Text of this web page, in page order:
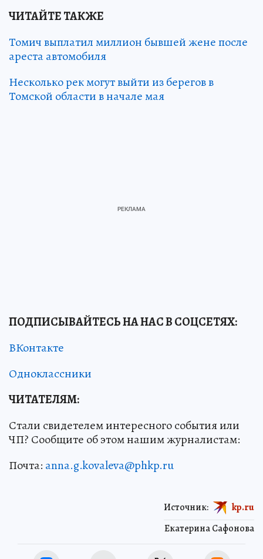
ЧИТАЙТЕ ТАКЖЕ
Томич выплатил миллион бывшей жене после
ареста автомобиля
Несколько рек могут выйти из берегов в
Томской области в начале мая
ПОДПИСЫВАЙТЕСЬ НА НАС В СОЦСЕТЯХ:
ВКонтакте
Одноклассники
ЧИТАТЕЛЯМ:
Стали свидетелем интересного события или
ЧП? Сообщите об этом нашим журналистам:
Почта: anna.g.kovaleva@phkp.ru
Екатерина Сафонова
Источник: kp.ru